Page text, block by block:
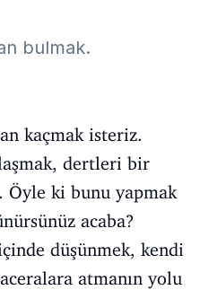
bulmak.
kaçmak isteriz.
dertleri bir
Öyle ki bunu yapmak
acaba?
düşünmek, kendi
atmanın yolu